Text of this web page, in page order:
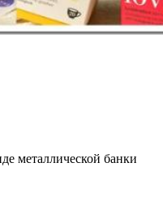
металлической банки